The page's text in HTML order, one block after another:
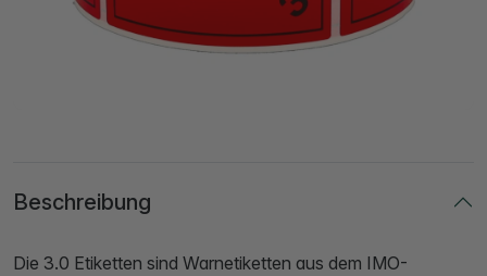
Beschreibung
Die 3.0 Etiketten sind Warnetiketten aus dem IMO-